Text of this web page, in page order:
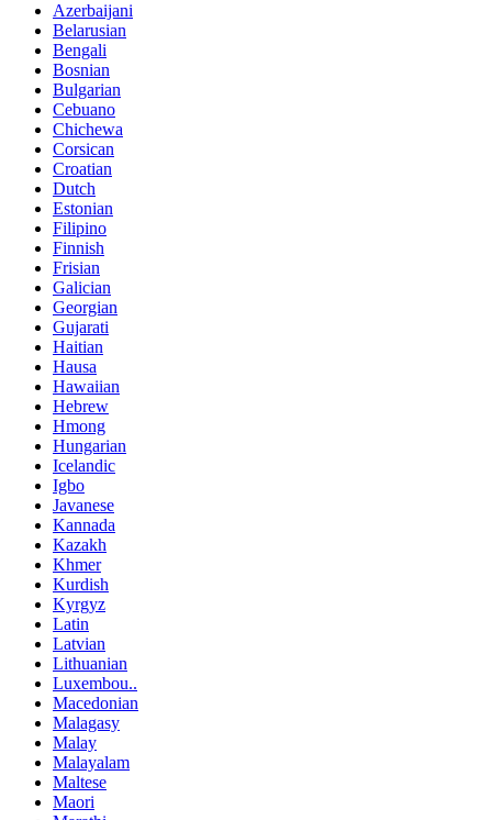
Azerbaijani
Belarusian
Bengali
Bosnian
Bulgarian
Cebuano
Chichewa
Corsican
Croatian
Dutch
Estonian
Filipino
Finnish
Frisian
Galician
Georgian
Gujarati
Haitian
Hausa
Hawaiian
Hebrew
Hmong
Hungarian
Icelandic
Igbo
Javanese
Kannada
Kazakh
Khmer
Kurdish
Kyrgyz
Latin
Latvian
Lithuanian
Luxembou..
Macedonian
Malagasy
Malay
Malayalam
Maltese
Maori